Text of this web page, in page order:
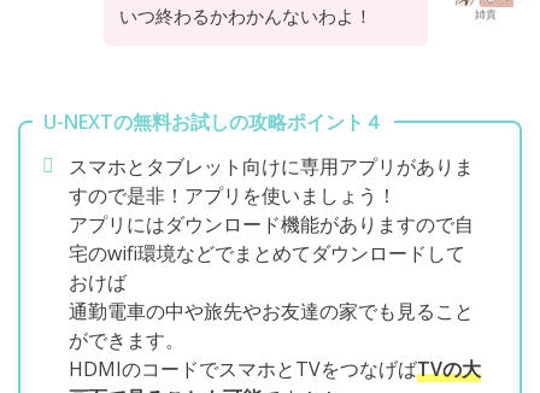
姉貴
いつ終わるかわかんないわよ！
U-NEXTの無料お試しの攻略ポイント４
スマホとタブレット向けに専用アプリがありま
すので是非！アプリを使いましょう！
アプリにはダウンロード機能がありますので自
宅のwifi環境などでまとめてダウンロードして
おけば
通勤電車の中や旅先やお友達の家でも見ること
ができます。
HDMIのコードでスマホとTVをつなげばTVの大